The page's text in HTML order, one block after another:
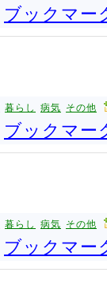
ブックマー
暮らし 病気 その他
ブックマー
暮らし 病気 その他
ブックマー